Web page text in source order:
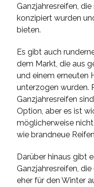
Ganzjahresreifen,
konzipiert wurden
bieten.
Es gibt auch
dem Markt, die aus
und einem erneuten
unterzogen wurden.
Ganzjahresreifen
Option, aber es ist
möglicherweise
wie brandneue
Darüber hinaus gibt
Ganzjahresreifen,
eher für den Winter